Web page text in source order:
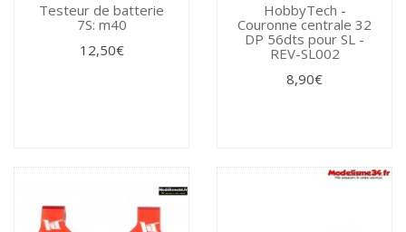
Testeur de batterie
7S: m40
12,50€
HobbyTech -
Couronne centrale 32
DP 56dts pour SL -
REV-SL002
8,90€